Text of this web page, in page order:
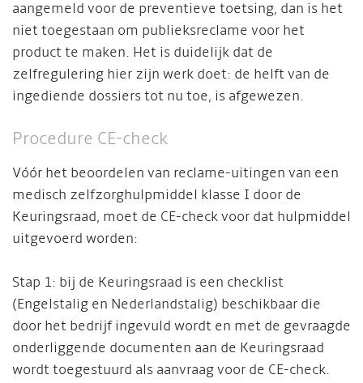
aangemeld voor de preventieve toetsing, dan is het
niet toegestaan om publieksreclame voor het
product te maken. Het is duidelijk dat de
zelfregulering hier zijn werk doet: de helft van de
ingediende dossiers tot nu toe, is afgewezen.
Procedure CE-check
Vóór het beoordelen van reclame-uitingen van een
medisch zelfzorghulpmiddel klasse I door de
Keuringsraad, moet de CE-check voor dat hulpmiddel
uitgevoerd worden:
Stap 1: bij de Keuringsraad is een checklist
(Engelstalig en Nederlandstalig) beschikbaar die
door het bedrijf ingevuld wordt en met de gevraagde
onderliggende documenten aan de Keuringsraad
wordt toegestuurd als aanvraag voor de CE-check.